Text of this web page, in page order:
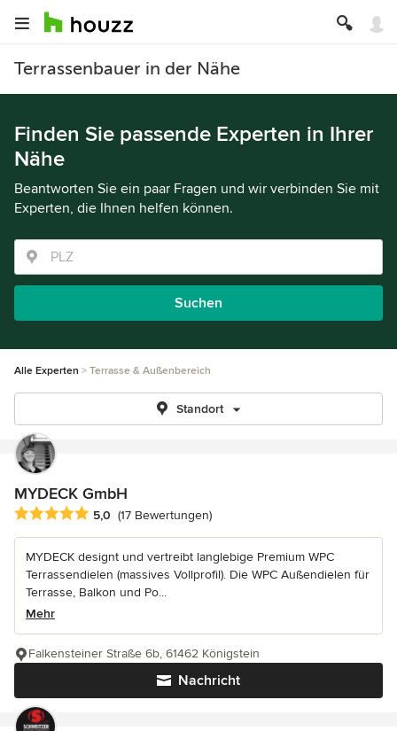
Terrassenbauer in der Nähe
Finden Sie passende Experten in Ihrer
Nähe
Beantworten Sie ein paar Fragen und wir verbinden Sie mit
Experten, die Ihnen helfen können.
Suchen
Alle Experten Terrasse & Außenbereich
Standort
MYDECK GmbH
Durchschnittliche Bewertung: 5 von 5 Sternen
5,0 (17 Bewertungen)
MYDECK designt und vertreibt langlebige Premium WPC
Terrassendielen (massives Vollprofil). Die WPC Außendielen für
Terrasse, Balkon und Po...
Mehr
Nachricht
Falkensteiner Straße 6b, 61462 Königstein